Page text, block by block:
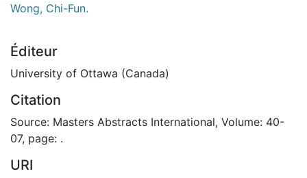
Wong, Chi-Fun.
Éditeur
University of Ottawa (Canada)
Citation
Source: Masters Abstracts International, Volume: 40-
07, page: .
URI